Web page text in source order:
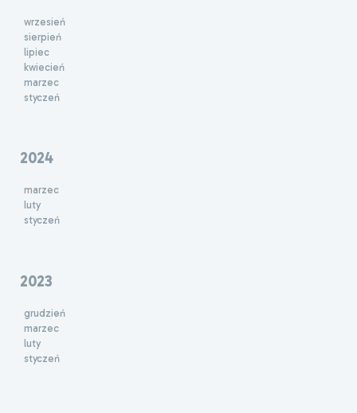
wrzesień
sierpień
lipiec
kwiecień
marzec
styczeń
2024
marzec
luty
styczeń
2023
grudzień
marzec
luty
styczeń